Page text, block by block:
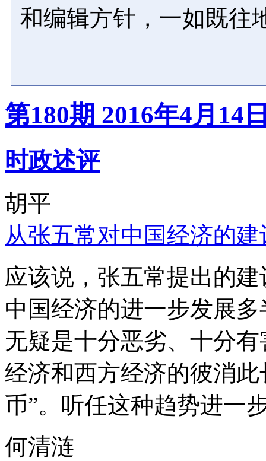
和编辑方针，一如既往
第180期 2016年4月14
时政述评
胡平
从张五常对中国经济的
应该说，张五常提出的
中国经济的进一步发展
无疑是十分恶劣、十分
经济和西方经济的彼消
币”。听任这种趋势进一
何清涟